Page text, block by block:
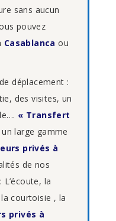
sans aucun
pouvez
Casablanca ou
déplacement :
des visites, un
« Transfert
large gamme
privés à
de nos
L’écoute, la
courtoisie , la
privés à